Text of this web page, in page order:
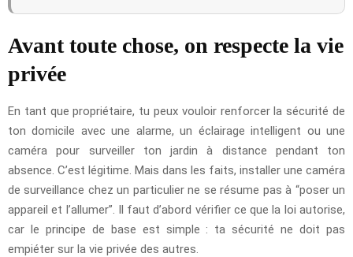
Avant toute chose, on respecte la vie
privée
En tant que propriétaire, tu peux vouloir renforcer la sécurité de
ton domicile avec une alarme, un éclairage intelligent ou une
caméra pour surveiller ton jardin à distance pendant ton
absence. C’est légitime. Mais dans les faits, installer une caméra
de surveillance chez un particulier ne se résume pas à “poser un
appareil et l’allumer”. Il faut d’abord vérifier ce que la loi autorise,
car le principe de base est simple : ta sécurité ne doit pas
empiéter sur la vie privée des autres.